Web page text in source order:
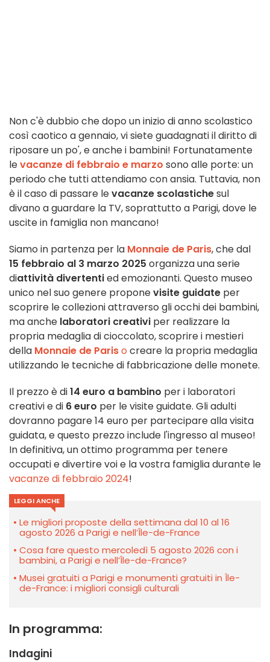
Non c'è dubbio che dopo un inizio di anno scolastico
così caotico a gennaio, vi siete guadagnati il diritto di
riposare un po', e anche i bambini! Fortunatamente
levacanze di febbraio e marzo sono alle porte: un
periodo che tutti attendiamo con ansia. Tuttavia, non
è il caso di passare levacanze scolastichesul
divano a guardare la TV, soprattutto a Parigi, dove le
uscite in famiglia non mancano!
Siamo in partenza per la Monnaie de Paris, che dal
15 febbraio al 3 marzo 2025 organizza una serie
diattività divertentied emozionanti. Questo museo
unico nel suo genere proponevisite guidate per
scoprire le collezioni attraverso gli occhi dei bambini,
ma anche laboratori creativi per realizzare la
propria medaglia di cioccolato, scoprire i mestieri
della Monnaie de Pariso creare la propria medaglia
utilizzando le tecniche di fabbricazione delle monete.
Il prezzo è di14 euro a bambino per i laboratori
creativi e di 6 euro per le visite guidate. Gli adulti
dovranno pagare 14 euro per partecipare alla visita
guidata, e questo prezzo include l'ingresso al museo!
In definitiva, un ottimo programma per tenere
occupati e divertire voi e la vostra famiglia durante le
vacanze di febbraio 2024!
LEGGI ANCHE
Le migliori proposte della settimana dal 10 al 16
agosto 2026 a Parigi e nell’Île-de-France
Cosa fare questo mercoledì 5 agosto 2026 con i
bambini, a Parigi e nell’Île-de-France?
Musei gratuiti a Parigi e monumenti gratuiti in Île-
de-France: i migliori consigli culturali
In programma:
Indagini